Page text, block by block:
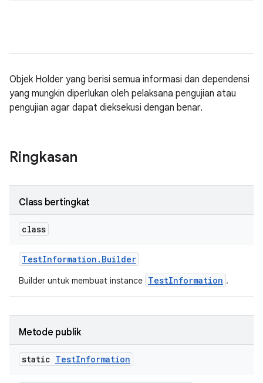
Objek Holder yang berisi semua informasi dan dependensi
yang mungkin diperlukan oleh pelaksana pengujian atau
pengujian agar dapat dieksekusi dengan benar.
Ringkasan
Class bertingkat
class
TestInformation . Builder
Builder untuk membuat instance TestInformation .
Metode publik
static TestInformation